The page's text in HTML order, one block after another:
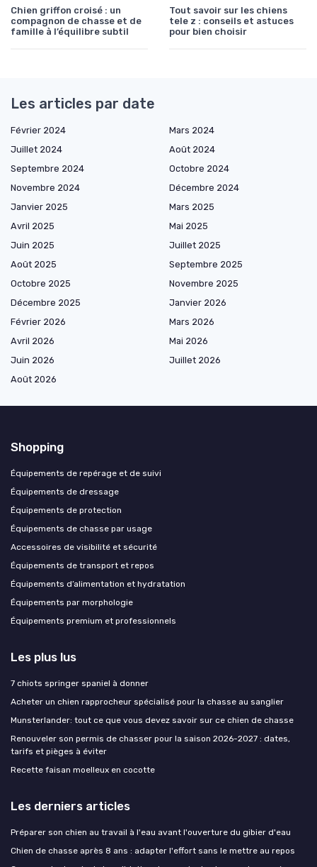
Chien griffon croisé : un
compagnon de chasse et de
famille à l’équilibre subtil
Tout savoir sur les chiens
tele z : conseils et astuces
pour bien choisir
Les articles par date
Février 2024
Mars 2024
Juillet 2024
Août 2024
Septembre 2024
Octobre 2024
Novembre 2024
Décembre 2024
Janvier 2025
Mars 2025
Avril 2025
Mai 2025
Juin 2025
Juillet 2025
Août 2025
Septembre 2025
Octobre 2025
Novembre 2025
Décembre 2025
Janvier 2026
Février 2026
Mars 2026
Avril 2026
Mai 2026
Juin 2026
Juillet 2026
Août 2026
Shopping
Équipements de repérage et de suivi
Équipements de dressage
Équipements de protection
Équipements de chasse par usage
Accessoires de visibilité et sécurité
Équipements de transport et repos
Équipements d’alimentation et hydratation
Équipements par morphologie
Équipements premium et professionnels
Les plus lus
7 chiots springer spaniel à donner
Acheter un chien rapprocheur spécialisé pour la chasse au sanglier
Munsterlander: tout ce que vous devez savoir sur ce chien de chasse
Renouveler son permis de chasser pour la saison 2026-2027 : dates,
tarifs et pièges à éviter
Recette faisan moelleux en cocotte
Les derniers articles
Préparer son chien au travail à l'eau avant l'ouverture du gibier d'eau
Chien de chasse après 8 ans : adapter l'effort sans le mettre au repos